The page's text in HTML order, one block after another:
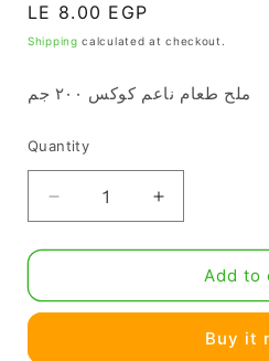
Regular
price
LE 8.00 EGP
Shipping calculated at checkout.
ملح طعام ناعم كوكس ٢٠٠ جم
Quantity
Quantity
Decrease
quantity
for
طعام
Increase
quantity
for
طعام
كوكس
Add to
Buy it